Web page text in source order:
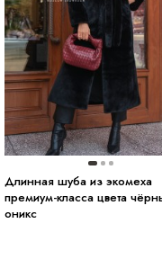
Длинная шуба из экомеха
премиум-класса цвета
оникс